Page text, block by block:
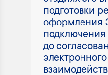
подготовки
оформления
подключения
до
электронного